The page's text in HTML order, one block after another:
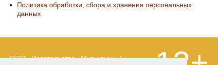
Политика обработки, сбора и хранения персональных
данных
ООО «Издательство «Мир науки» \